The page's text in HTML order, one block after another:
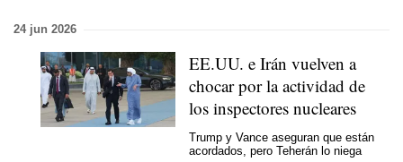
24 jun 2026
EE.UU. e Irán vuelven a
chocar por la actividad de
los inspectores nucleares
Trump y Vance aseguran que están
acordados, pero Teherán lo niega